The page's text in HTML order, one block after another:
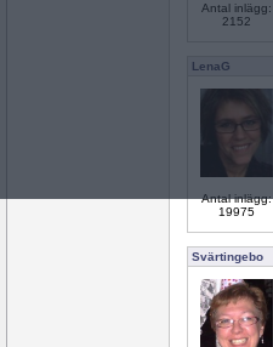
Antal inlägg:
2152
LenaG
Antal inlägg:
19975
Svärtingebo